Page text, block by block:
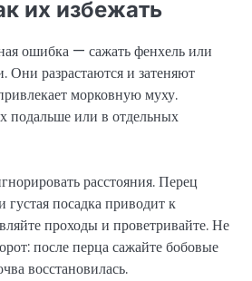
их избежать
ошибка — сажать фенхель или
Они разрастаются и затеняют
морковную муху.
подальше или в отдельных
расстояния. Перец
густая посадка приводит к
проходы и проветривайте. Не
после перца сажайте бобовые
восстановилась.